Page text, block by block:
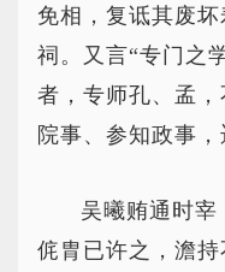
免相，复诋其废
祠。又言“专门之
者，专师孔、孟
院事、参知政事，
吴曦贿通时宰
侂胄已许之，澹